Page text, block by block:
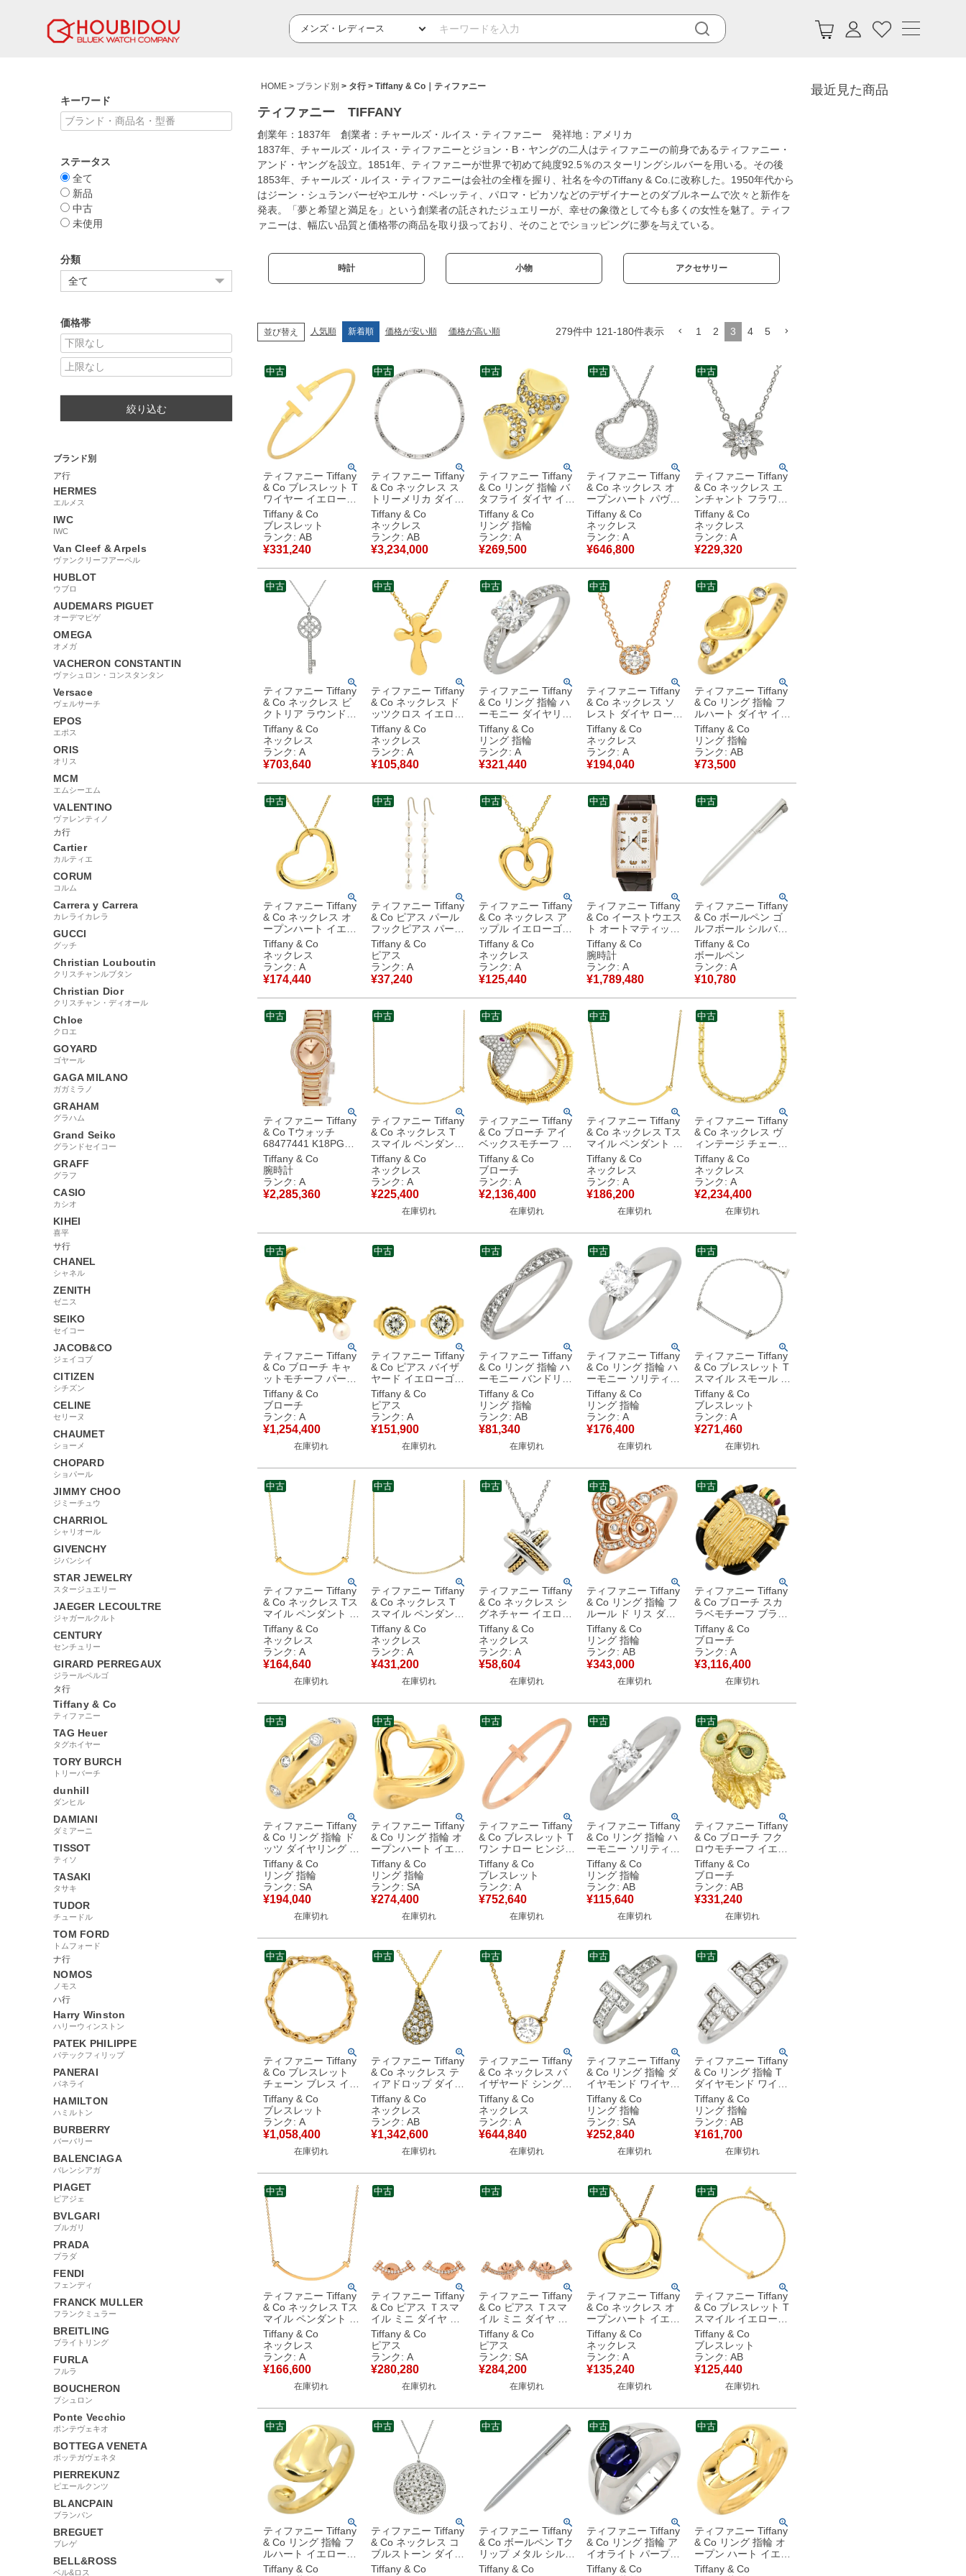
キーワード
ステータス
全て
新品
中古
未使用
分類
価格帯
絞り込む
ブランド別
ア行
HERMES
エルメス
IWC
IWC
Van Cleef & Arpels
ヴァンクリーフアーペル
HUBLOT
ウブロ
AUDEMARS PIGUET
オーデマピゲ
OMEGA
オメガ
VACHERON CONSTANTIN
ヴァシュロン・コンスタンタン
Versace
ヴェルサーチ
EPOS
エポス
ORIS
オリス
MCM
エムシーエム
VALENTINO
ヴァレンティノ
カ行
Cartier
カルティエ
CORUM
コルム
Carrera y Carrera
カレライカレラ
GUCCI
グッチ
Christian Louboutin
クリスチャンルブタン
Christian Dior
クリスチャン・ディオール
Chloe
クロエ
GOYARD
ゴヤール
GAGA MILANO
ガガミラノ
GRAHAM
グラハム
Grand Seiko
グランドセイコー
GRAFF
グラフ
CASIO
カシオ
KIHEI
喜平
サ行
CHANEL
シャネル
ZENITH
ゼニス
SEIKO
セイコー
JACOB&CO
ジェイコブ
CITIZEN
シチズン
CELINE
セリーヌ
CHAUMET
ショーメ
CHOPARD
ショパール
JIMMY CHOO
ジミーチュウ
CHARRIOL
シャリオール
GIVENCHY
ジバンシイ
STAR JEWELRY
スタージュエリー
JAEGER LECOULTRE
ジャガールクルト
CENTURY
センチュリー
GIRARD PERREGAUX
ジラールペルゴ
タ行
Tiffany & Co
ティファニー
TAG Heuer
タグホイヤー
TORY BURCH
トリーバーチ
dunhill
ダンヒル
DAMIANI
ダミアーニ
TISSOT
ティソ
TASAKI
タサキ
TUDOR
チュードル
TOM FORD
トムフォード
ナ行
NOMOS
ノモス
ハ行
Harry Winston
ハリーウィンストン
PATEK PHILIPPE
パテックフィリップ
PANERAI
パネライ
HAMILTON
ハミルトン
BURBERRY
バーバリー
BALENCIAGA
バレンシアガ
PIAGET
ピアジェ
BVLGARI
ブルガリ
PRADA
プラダ
FENDI
フェンディ
FRANCK MULLER
フランクミュラー
BREITLING
ブライトリング
FURLA
フルラ
BOUCHERON
ブシュロン
Ponte Vecchio
ポンテヴェキオ
BOTTEGA VENETA
ボッテガヴェネタ
PIERREKUNZ
ピエールクンツ
BLANCPAIN
ブランパン
BREGUET
ブレゲ
BELL&ROSS
ベル&ロス
HOME ブランド別 タ行 Tiffany & Co｜ティファニー
ティファニー TIFFANY
創業年：1837年 創業者：チャールズ・ルイス・ティファニー 発祥地：アメリカ
1837年、チャールズ・ルイス・ティファニーとジョン・B・ヤングの二人はティファニーの前身であるティファニー・
アンド・ヤングを設立。1851年、ティファニーが世界で初めて純度92.5％のスターリングシルバーを用いる。その後
1853年、チャールズ・ルイス・ティファニーは会社の全権を握り、社名を今のTiffany & Co.に改称した。1950年代から
はジーン・シュランバーゼやエルサ・ペレッティ、パロマ・ピカソなどのデザイナーとのダブルネームで次々と新作を
発表。「夢と希望と満足を」という創業者の託されたジュエリーが、幸せの象徴として今も多くの女性を魅了。ティフ
ァニーは、幅広い品質と価格帯の商品を取り扱っており、そのことでショッピングに夢を与えている。
時計 小物 アクセサリー
並び替え 人気順 新着順 価格が安い順 価格が高い順 279件中 121-180件表示 1 2 3 4 5
ティファニー Tiffany
& Co ブレスレット T
ワイヤー イエローゴ
ールド T&Co. バング
ル 18K 750 YG
【箱】 【中古】中古
品
Tiffany & Co
ブレスレット
ランク: AB
¥331,240
中古
ティファニー Tiffany
& Co ネックレス ス
トリーメリカ ダイヤ
ホワイトゴールド T
＆Co. Au750 18K
WG 【中古】中古品
Tiffany & Co
ネックレス
ランク: AB
¥3,234,000
中古
ティファニー Tiffany
& Co リング 指輪 バ
タフライ ダイヤ イエ
ローゴールド 蝶モチ
ーフ T＆Co. Au750
18K 18金 K18YG エ
ルサ ペレッティ 9号
【中古】中古美品
Tiffany & Co
リング 指輪
ランク: A
¥269,500
中古
ティファニー Tiffany
& Co ネックレス オ
ープンハート パヴェ
ダイヤ プラチナシル
バー T&Co. プラチナ
950 エルサペレッテ
ィ 60019915 【中
古】中古美品
Tiffany & Co
ネックレス
ランク: A
¥646,800
中古
ティファニー Tiffany
& Co ネックレス エ
ンチャント フラワー
ダイヤ ペンダント プ
ラチナシルバー T＆
Co. プラチナ 950 花
モチーフ 【箱】 【中
古】中古美品
Tiffany & Co
ネックレス
ランク: A
¥229,320
中古
ティファニー Tiffany
& Co ネックレス ビ
クトリア ラウンドキ
ー ダイヤ ペンダント
プラチナシルバー T
＆Co. プラチナ 950
鍵モチーフ 【箱】
【中古】中古美品
Tiffany & Co
ネックレス
ランク: A
¥703,640
中古
ティファニー Tiffany
& Co ネックレス ド
ッツクロス イエロー
ゴールド エルサ ペレ
ッティ 18K 750 YG
十字架 【中古】中古
美品
Tiffany & Co
ネックレス
ランク: A
¥105,840
中古
ティファニー Tiffany
& Co リング 指輪 ハ
ーモニー ダイヤリン
グ プラチナシルバー
ハーフエタニティ T
＆Co. プラチナ
0.66ct 6.5号 【箱】
【中古】中古美品
Tiffany & Co
リング 指輪
ランク: A
¥321,440
中古
ティファニー Tiffany
& Co ネックレス ソ
レスト ダイヤ ローズ
ゴールド ピンクゴー
ルド 18K AU750 PG
ブリリアントカット
【中古】中古美品
Tiffany & Co
ネックレス
ランク: A
¥194,040
中古
ティファニー Tiffany
& Co リング 指輪 フ
ルハート ダイヤ イエ
ローゴールド T＆Co.
18K 750 YG エルサ
ペレッティ 2石 2粒
7.5号 【箱】 【中
古】中古品
Tiffany & Co
リング 指輪
ランク: AB
¥73,500
中古
ティファニー Tiffany
& Co ネックレス オ
ープンハート イエロ
ーゴールド T＆Co.
18K 18金 750 YG エ
ルサペレッティ 【中
古】中古美品
Tiffany & Co
ネックレス
ランク: A
¥174,440
中古
ティファニー Tiffany
& Co ピアス パール
フックピアス パール
ホワイト×シルバー
T&Co. SV925 AG925
5連 5P ドロップ ス
ウィング 【箱】 【中
古】中古美品
Tiffany & Co
ピアス
ランク: A
¥37,240
中古
ティファニー Tiffany
& Co ネックレス ア
ップル イエローゴー
ルド T＆Co. エルサ
ペレッティ リンゴ
Au750 YG 【箱】
【中古】中古美品
Tiffany & Co
ネックレス
ランク: A
¥125,440
中古
ティファニー Tiffany
& Co イーストウエス
ト オートマティック
36813954 K18PG無
垢 アラビア サンビー
ム メンズ 腕時計自動
巻き シルバー 【中
古】中古美品
Tiffany & Co
腕時計
ランク: A
¥1,789,480
中古
ティファニー Tiffany
& Co ボールペン ゴ
ルフボール シルバー
925 シルバー Ag925
SV925 スターリング
シルバー インク切れ
【箱】 【中古】中古
美品
Tiffany & Co
ボールペン
ランク: A
¥10,780
中古
ティファニー Tiffany
& Co Tウォッチ
68477441 K18PG無
垢 ピンクゴールド 純
正ダイヤ パヴェ 限定
3本 レディース 腕時
計クオーツ ゴールド
【中古】中古美品
Tiffany & Co
腕時計
ランク: A
¥2,285,360
中古
ティファニー Tiffany
& Co ネックレス T
スマイル ペンダント
ラージ イエローゴー
ルド T&Co. T smile
K18YG Au750 18K
18金 60011652 【中
古】中古美品
Tiffany & Co
ネックレス
ランク: A
¥225,400
在庫切れ
中古
ティファニー Tiffany
& Co ブローチ アイ
ベックスモチーフ ピ
ンク×イエローゴール
ド×プラチナシルバー
T＆Co. YG PT コン
ビ ダイヤ ピンクサフ
ァイア ヤギ
60022750 【中古】
Tiffany & Co
ブローチ
ランク: A
¥2,136,400
在庫切れ
中古
ティファニー Tiffany
& Co ネックレス Tス
マイル ペンダント ス
モール イエローゴー
ルド T＆Co. T smile
K18YG Au750 18K
18金 60011679 【中
古】中古美品
Tiffany & Co
ネックレス
ランク: A
¥186,200
在庫切れ
中古
ティファニー Tiffany
& Co ネックレス ヴ
ィンテージ チェーン
ロングネックレス イ
エローゴールド 18K
750 YG 【中古】中
古美品
Tiffany & Co
ネックレス
ランク: A
¥2,234,400
在庫切れ
中古
ティファニー Tiffany
& Co ブローチ キャ
ットモチーフ パール
ホワイト×イエローゴ
ールド T＆Co.
Au750 18K パール 真
珠 ヴィンテージ 【中
古】中古美品
Tiffany & Co
ブローチ
ランク: A
¥1,254,400
在庫切れ
中古
ティファニー Tiffany
& Co ピアス バイザ
ヤード イエローゴー
ルド T&Co. 18K 750
YG ダイヤモンド エ
ルサペレッティ
【箱】 【中古】中古
美品
Tiffany & Co
ピアス
ランク: A
¥151,900
在庫切れ
中古
ティファニー Tiffany
& Co リング 指輪 ハ
ーモニー バンドリン
グ ダイヤモンド プラ
チナシルバー T＆Co.
プラチナ950 7.5号
【箱】 【中古】中古
品
Tiffany & Co
リング 指輪
ランク: AB
¥81,340
在庫切れ
中古
ティファニー Tiffany
& Co リング 指輪 ハ
ーモニー ソリティア
ダイヤリング プラチ
ナシルバー T＆Co.
一粒 1P 立爪 プラチ
ナ950 11号 【中古】
中古美品
Tiffany & Co
リング 指輪
ランク: A
¥176,400
在庫切れ
中古
ティファニー Tiffany
& Co ブレスレット T
スマイル スモール ホ
ワイトゴールド T＆
Co. Au750 18K WG
ダイヤモンド 【中
古】中古美品
Tiffany & Co
ブレスレット
ランク: A
¥271,460
在庫切れ
中古
ティファニー Tiffany
& Co ネックレス Tス
マイル ペンダント ス
モール イエローゴー
ルド T＆Co. T smile
イエローゴールド
K18YG Au750 18K
18金 60011679 【中
古】中古美品
Tiffany & Co
ネックレス
ランク: A
¥164,640
在庫切れ
中古
ティファニー Tiffany
& Co ネックレス T
スマイル ペンダント
ダイヤ ラージ イエロ
ーゴールド T&Co. T
smile K18YG Au750
18K 18金 【中古】中
古美品
Tiffany & Co
ネックレス
ランク: A
¥431,200
在庫切れ
中古
ティファニー Tiffany
& Co ネックレス シ
グネチャー イエロー
ゴールド×シルバー
Au750 18K YG
AG925 コンビ 【中
古】中古美品
Tiffany & Co
ネックレス
ランク: A
¥58,604
在庫切れ
中古
ティファニー Tiffany
& Co リング 指輪 フ
ルール ド リス ダイ
ヤ ローズゴールド ピ
ンクゴールド T＆Co.
750 RG PG エルサ
ペレッティ ユリ 12
号 【中古】中古品
Tiffany & Co
リング 指輪
ランク: AB
¥343,000
在庫切れ
中古
ティファニー Tiffany
& Co ブローチ スカ
ラベモチーフ ブラッ
ク×イエローゴールド
×プラチナシルバー T
＆Co. マルチストー
ン ダイヤモンド
【箱】 【中古】中古
Tiffany & Co
ブローチ
ランク: A
¥3,116,400
在庫切れ
中古
ティファニー Tiffany
& Co リング 指輪 ド
ッツ ダイヤリング イ
エローゴールド T＆
Co. 18K 750 YG 10P
7.5号 【中古】新品
同様品
Tiffany & Co
リング 指輪
ランク: SA
¥194,040
在庫切れ
中古
ティファニー Tiffany
& Co リング 指輪 オ
ープンハート イエロ
ーゴールド T＆Co.
18K 750YG エルサ
ペレッティ 11号
【中古】新品同様品
Tiffany & Co
リング 指輪
ランク: SA
¥274,400
在庫切れ
中古
ティファニー Tiffany
& Co ブレスレット T
ワン ナロー ヒンジ
バングル ミディアム
ローズゴールド ピン
クゴールド
Tiffany&Co. 750 18
金 【箱】 【中古】中
Tiffany & Co
ブレスレット
ランク: A
¥752,640
在庫切れ
中古
ティファニー Tiffany
& Co リング 指輪 ハ
ーモニー ソリティア
ダイヤリング プラチ
ナシルバー T＆Co.
一粒 1P 立爪 0.28ct
プラチナ950 11.5号
【箱】 【中古】中古
Tiffany & Co
リング 指輪
ランク: AB
¥115,640
在庫切れ
中古
ティファニー Tiffany
& Co ブローチ フク
ロウモチーフ イエロ
ーゴールド T＆Co.
鳥 カラーストーン 緑
ヴィンテージ 【中
古】中古品
Tiffany & Co
ブローチ
ランク: AB
¥331,240
在庫切れ
中古
ティファニー Tiffany
& Co ブレスレット
チェーン ブレス イエ
ローゴールド イエロ
ーゴールド 585 14K
YG 【中古】中古美
品
Tiffany & Co
ブレスレット
ランク: A
¥1,058,400
在庫切れ
中古
ティファニー Tiffany
& Co ネックレス テ
ィアドロップ ダイヤ
モンド ラージ イエロ
ーゴールド T＆Co.
Au750 18K エルサペ
レッティ しずく
【箱】 【中古】中古
Tiffany & Co
ネックレス
ランク: AB
¥1,342,600
在庫切れ
中古
ティファニー Tiffany
& Co ネックレス バ
イザヤード シングル
ダイヤモンド ペンダ
ント ローズゴールド
PG金具 18K 750PG
1P エルサペレッティ
【中古】中古美品
Tiffany & Co
ネックレス
ランク: A
¥644,840
在庫切れ
中古
ティファニー Tiffany
& Co リング 指輪 ダ
イヤモンド ワイヤー
ホワイトゴールド T
＆Co. Au750 18K 18
金 Tワイヤー 6号
【中古】新品同様品
Tiffany & Co
リング 指輪
ランク: SA
¥252,840
在庫切れ
中古
ティファニー Tiffany
& Co リング 指輪 T
ダイヤモンド ワイヤ
ー ホワイトゴールド
T&Co. AU750 9号
68650801 【中古】
中古品
Tiffany & Co
リング 指輪
ランク: AB
¥161,700
在庫切れ
中古
ティファニー Tiffany
& Co ネックレス Tス
マイル ペンダント ス
モール ローズゴール
ド ピンクゴールド
Au750 18K 18金
Tiffany T smile
60011678 【中古】
中古美品
Tiffany & Co
ネックレス
ランク: A
¥166,600
在庫切れ
中古
ティファニー Tiffany
& Co ピアス Ｔスマ
イル ミニ ダイヤ ロ
ーズゴールド ピンク
ゴールド T&Co. 750
18K RG PG
60150743 【中古】
中古美品
Tiffany & Co
ピアス
ランク: A
¥280,280
在庫切れ
中古
ティファニー Tiffany
& Co ピアス Ｔスマ
イル ミニ ダイヤ ロ
ーズゴールド ピンク
ゴールド T&Co. 750
18K RG PG
60150743 【箱】
【中古】新品同様品
Tiffany & Co
ピアス
ランク: SA
¥284,200
在庫切れ
中古
ティファニー Tiffany
& Co ネックレス オ
ープンハート イエロ
ーゴールド T＆Co.
18K 18金 750 YG エ
ルサペレッティ 【中
古】中古美品
Tiffany & Co
ネックレス
ランク: A
¥135,240
在庫切れ
中古
ティファニー Tiffany
& Co ブレスレット T
スマイル イエローゴ
ールド 750 18K YG
【中古】中古品
Tiffany & Co
ブレスレット
ランク: AB
¥125,440
在庫切れ
中古
ティファニー Tiffany
& Co リング 指輪 フ
ルハート イエローゴ
ールド T＆Co. 750
Tiffany & Co
中古
ティファニー Tiffany
& Co ネックレス コ
ブルストーン ダイヤ
ネックレス プラチナ
Tiffany & Co
中古
ティファニー Tiffany
& Co ボールペン Tク
リップ メタル シルバ
ー 黒インク インク切
Tiffany & Co
中古
ティファニー Tiffany
& Co リング 指輪 ア
イオライト パープル
×ホワイトゴールド T
Tiffany & Co
中古
ティファニー Tiffany
& Co リング 指輪 オ
ープン ハート イエロ
ーゴールド T＆Co.
Tiffany & Co
中古
最近見た商品